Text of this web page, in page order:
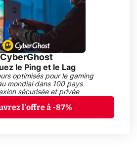
CyberGhost
le Ping et le Lag
optimisés pour le gaming
mondial dans 100 pays
sécurisée et privée
l'offre à -87%